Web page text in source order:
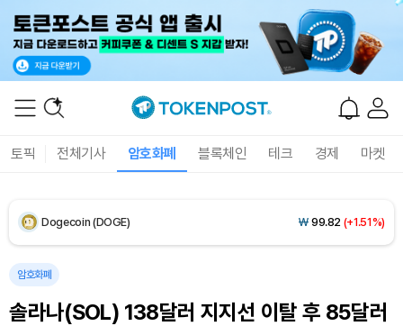
토픽 전체기사 암호화폐 블록체인 테크 경제 마켓
Solana (SOL) ₩106,971(+2.95%)
Bitcoin (BTC) 91,488,887(+0.06%)
암호화폐
솔라나(SOL) 138달러 지지선 이탈 후 85달러